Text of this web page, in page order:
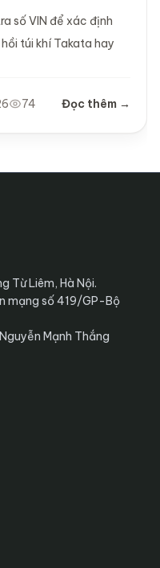
số VIN để xác định
túi khí Takata hay
74 Đọc thêm →
Từ Liêm, Hà Nội.
mạng số 419/GP-Bộ
Mạnh Thắng